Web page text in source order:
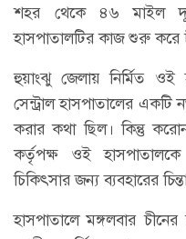
শহর থেকে ৪৬ মাইল
হাসপাতালটির কাজ শুরু করে
হুয়াংঝু জেলায় নির্মিত ওই
সেন্ট্রাল হাসপাতালের
করার কথা ছিল। কিন্তু
কর্তৃপক্ষ ওই
চিকিৎসার জন্য ব্যবহারের
হাসপাতালে মঙ্গলবার